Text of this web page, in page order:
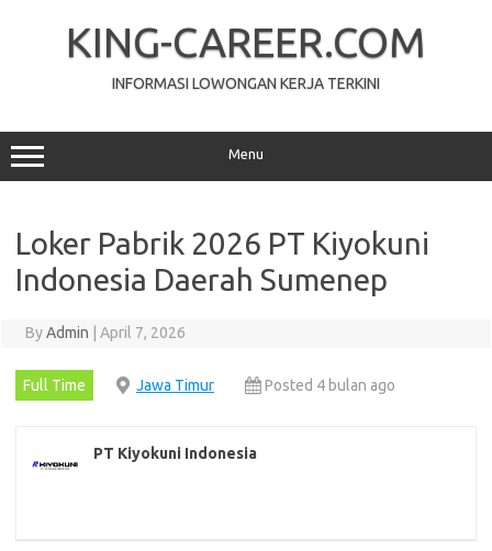
KING-CAREER.COM
INFORMASI LOWONGAN KERJA TERKINI
Menu
Loker Pabrik 2026 PT Kiyokuni
Indonesia Daerah Sumenep
ByAdmin April 7, 2026
Full Time Jawa Timur Posted 4 bulan ago
PT Kiyokuni Indonesia